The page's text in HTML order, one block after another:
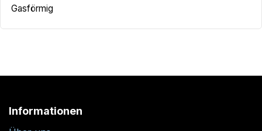
Gasförmig
Informationen